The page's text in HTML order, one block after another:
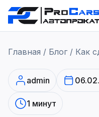
Главная / Блог / Как
admin
1 минут